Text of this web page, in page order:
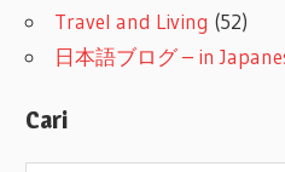
Travel and Living (52)
日本語ブログ – in
Cari